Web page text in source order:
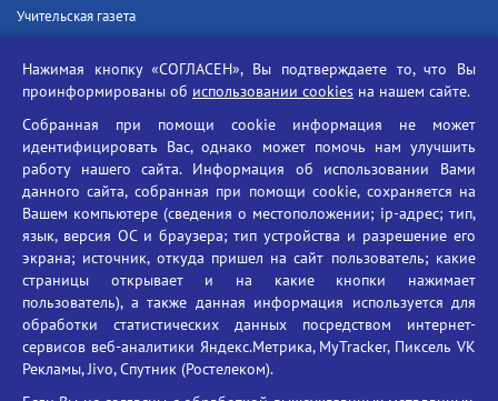
Учительская газета
Единый портал государственных услуг
Противодействие угрозам информационной безопасности
Социальные ролики - Генеральная прокуратура РФ
Противодействие коррупции
БГУ против наркотиков
Брянский государственный университет
имени академика И.Г. Петровского
Время работы: пн-пт 09:00-18:00
E-mail: bryanskgu@mail.ru
Телефон: +7(4832)58-90-85
Нажимая кнопку «СОГЛАСЕН», Вы подтверждаете то, что Вы
проинформированы об использовании cookies на нашем сайте.
Собранная при помощи cookie информация не может
идентифицировать Вас, однако может помочь нам улучшить
работу нашего сайта. Информация об использовании Вами
данного сайта, собранная при помощи cookie, сохраняется на
Вашем компьютере (сведения о местоположении; ip-адрес; тип,
язык, версия ОС и браузера; тип устройства и разрешение его
экрана; источник, откуда пришел на сайт пользователь; какие
страницы открывает и на какие кнопки нажимает
пользователь), а также данная информация используется для
обработки статистических данных посредством интернет-
сервисов веб-аналитики Яндекс.Метрика, MyTracker, Пиксель VK
Рекламы, Jivo, Спутник (Ростелеком).